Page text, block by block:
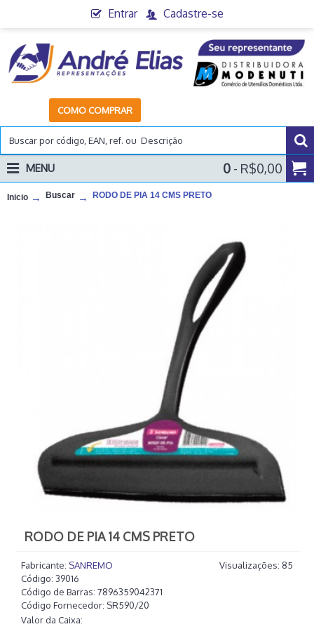
Entrar Cadastre-se
COMO COMPRAR
0 - R$0,00
MENU
Inicio Buscar RODO DE PIA 14 CMS PRETO
RODO DE PIA 14 CMS PRETO
Visualizações: 85
Fabricante: SANREMO
Código: 39016
Código de Barras: 7896359042371
Código Fornecedor: SR590/20
Valor da Caixa: